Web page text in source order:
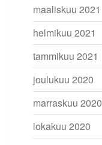
maaliskuu 2021
helmikuu 2021
tammikuu 2021
joulukuu 2020
marraskuu 2020
lokakuu 2020